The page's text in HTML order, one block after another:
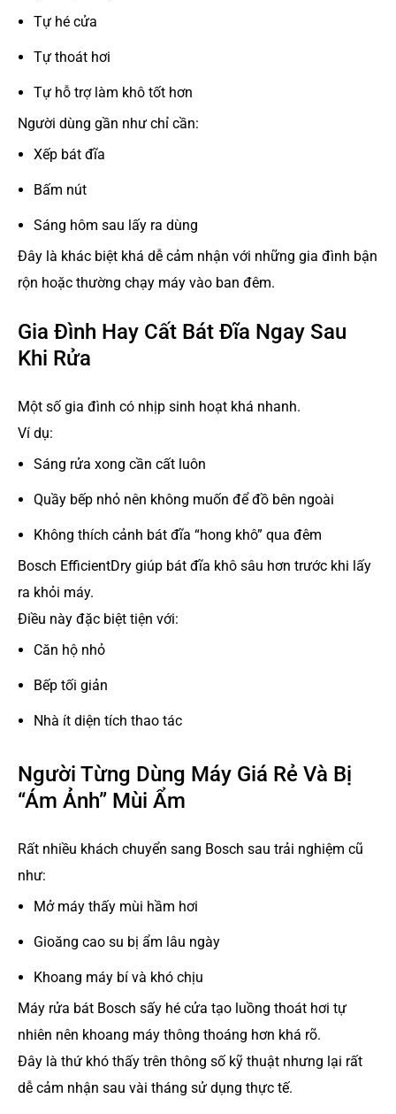
Tự hé cửa
Tự thoát hơi
Tự hỗ trợ làm khô tốt hơn
Người dùng gần như chỉ cần:
Xếp bát đĩa
Bấm nút
Sáng hôm sau lấy ra dùng
Đây là khác biệt khá dễ cảm nhận với những gia đình bận
rộn hoặc thường chạy máy vào ban đêm.
Gia Đình Hay Cất Bát Đĩa Ngay Sau
Khi Rửa
Một số gia đình có nhịp sinh hoạt khá nhanh.
Ví dụ:
Sáng rửa xong cần cất luôn
Quầy bếp nhỏ nên không muốn để đồ bên ngoài
Không thích cảnh bát đĩa “hong khô” qua đêm
Bosch EfficientDry giúp bát đĩa khô sâu hơn trước khi lấy
ra khỏi máy.
Điều này đặc biệt tiện với:
Căn hộ nhỏ
Bếp tối giản
Nhà ít diện tích thao tác
Người Từng Dùng Máy Giá Rẻ Và Bị
“Ám Ảnh” Mùi Ẩm
Rất nhiều khách chuyển sang Bosch sau trải nghiệm cũ
như:
Mở máy thấy mùi hầm hơi
Gioăng cao su bị ẩm lâu ngày
Khoang máy bí và khó chịu
Máy rửa bát Bosch sấy hé cửa tạo luồng thoát hơi tự
nhiên nên khoang máy thông thoáng hơn khá rõ.
Đây là thứ khó thấy trên thông số kỹ thuật nhưng lại rất
dễ cảm nhận sau vài tháng sử dụng thực tế.